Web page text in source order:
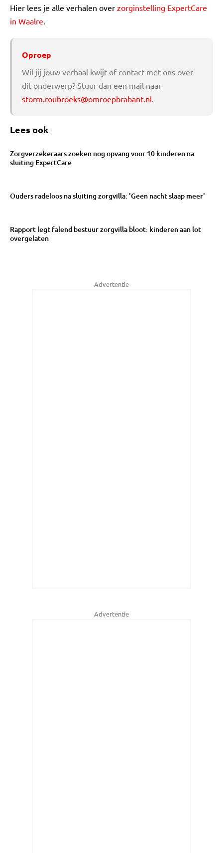
Hier lees je alle verhalen over zorginstelling ExpertCare
in Waalre.
Oproep
Wil jij jouw verhaal kwijt of contact met ons over
dit onderwerp? Stuur dan een mail naar
storm.roubroeks@omroepbrabant.nl.
Lees ook
Zorgverzekeraars zoeken nog opvang voor 10 kinderen na
sluiting ExpertCare
Ouders radeloos na sluiting zorgvilla: 'Geen nacht slaap meer'
Rapport legt falend bestuur zorgvilla bloot: kinderen aan lot
overgelaten
Advertentie
Advertentie